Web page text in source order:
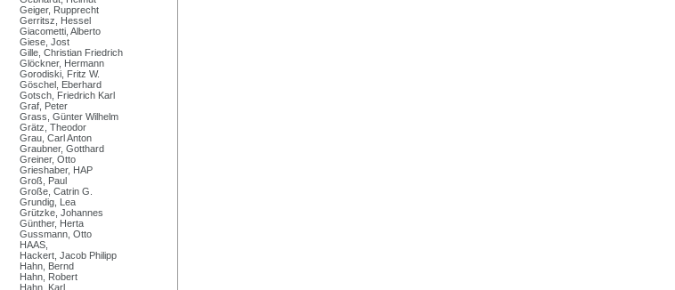
Geiger, Rupprecht
Gerritsz, Hessel
Giacometti, Alberto
Giese, Jost
Gille, Christian Friedrich
Glöckner, Hermann
Gorodiski, Fritz W.
Göschel, Eberhard
Gotsch, Friedrich Karl
Graf, Peter
Grass, Günter Wilhelm
Grätz, Theodor
Grau, Carl Anton
Graubner, Gotthard
Greiner, Otto
Grieshaber, HAP
Groß, Paul
Große, Catrin G.
Grundig, Lea
Grützke, Johannes
Günther, Herta
Gussmann, Otto
HAAS,
Hackert, Jacob Philipp
Hahn, Bernd
Hahn, Robert
Hahn, Karl